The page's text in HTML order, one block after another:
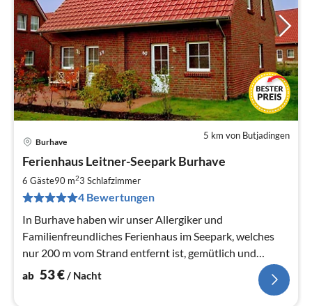
5 km von Butjadingen
Burhave
Ferienhaus Leitner-Seepark Burhave
6 Gäste90 m23 Schlafzimmer
4 Bewertungen
In Burhave haben wir unser Allergiker und
Familienfreundliches Ferienhaus im Seepark, welches
nur 200 m vom Strand entfernt ist, gemütlich und
Familiengerecht eingerichtet.
ab 53€/ Nacht